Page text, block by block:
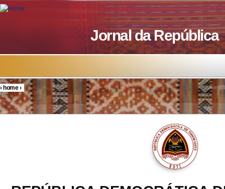
Skip to main content
Jornal da República
You are here
›home›